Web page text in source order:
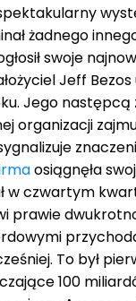
żadnego
swoje
Jeff
Jego następcą
organizacji
osiągnęła
w czwartym
prawie
To był
100